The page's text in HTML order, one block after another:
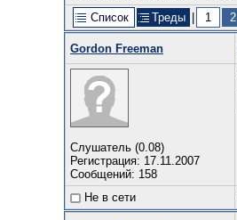
Список
Треды 1 2
Gordon Freeman
Слушатель (0.08)
Регистрация: 17.11.2007
Сообщений: 158
Не в сети